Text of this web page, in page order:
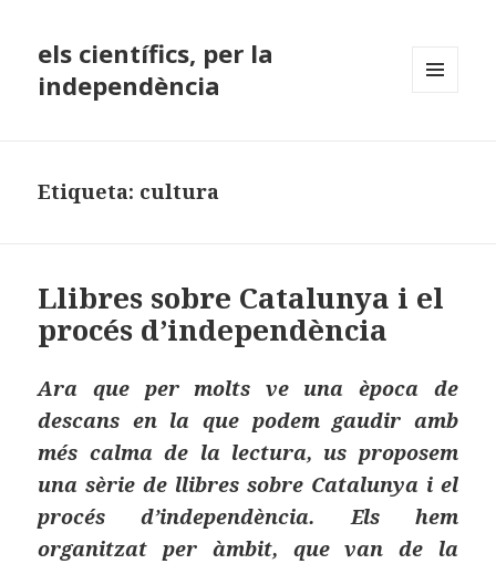
els científics, per la
independència
Etiqueta: cultura
Llibres sobre Catalunya i el
procés d’independència
Ara que per molts ve una època de
descans en la que podem gaudir amb
més calma de la lectura, us proposem
una sèrie de llibres sobre Catalunya i el
procés d’independència. Els hem
organitzat per àmbit, que van de la